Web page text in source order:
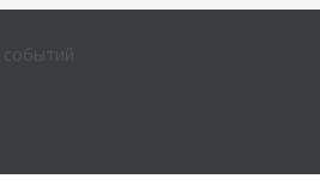
событий